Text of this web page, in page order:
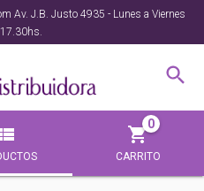
Av. J.B. Justo 4935 - Lunes a Viernes
CARRITO
0